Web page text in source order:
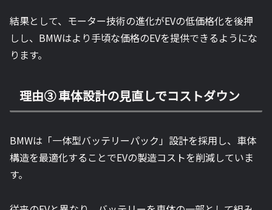
結果として、モーター技術の進化がEVの低価格化を後押
しし、BMWはより手頃な価格のEVを提供できるようにな
ります。
理由③ 車体設計の見直しでコストダウン
BMWは「一体型バッテリーパック」設計を採用し、車体
構造を最適化することでEVの製造コストを削減していま
す。